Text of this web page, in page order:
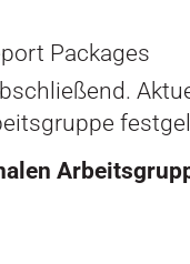
Packages